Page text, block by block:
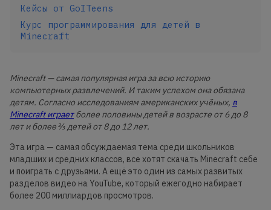
Кейсы от GoITeens
Курс программирования для детей в
Minecraft
Minecraft — самая популярная игра за всю историю
компьютерных развлечений. И таким успехом она обязана
детям. Согласно исследованиям американских учёных, в
Minecraft играетболее половины детей в возрасте от 6 до 8
лет и более ⅔ детей от 8 до 12 лет.
Эта игра — самая обсуждаемая тема среди школьников
младших и средних классов, все хотят скачать Minecraft себе
и поиграть с друзьями. А ещё это один из самых развитых
разделов видео на YouTube, который ежегодно набирает
более 200 миллиардов просмотров.